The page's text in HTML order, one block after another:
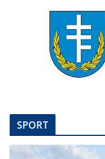
SPORT